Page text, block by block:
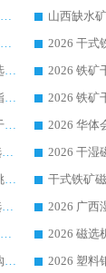
钾长石强磁辊式磁选机选购指南：优质厂家怎么选?行业口碑品牌推荐
矿山干式铁矿磁选机怎么选?靠谱品牌厂家选购指南 + 实操方法
2026 河南许昌铁矿干选磁选机选购指南：哪家口碑厂家分选方案更适配贫铁矿干抛？
2026 铁矿干选磁选机选购指南：哪家实力供应商行业口碑靠谱?
2026 选购指南：滚筒铁矿干选磁选机口碑供应商怎么选?华体会手机网页版-华体会(中国) 案例解析
2026靠谱永磁筒式磁选机选购指南：哪家行业口碑供应商耐磨耐用、案例充足
2026 矿山干选磁选机厂家挑选要点 华体会手机网页版-华体会(中国) 口碑设备客户现场案例分享
2026山西干选磁选机怎么选？行业老牌厂家解析定价偏高因素
行业口碑优选磁选机选购指南：2026 广东清选客户推荐实力厂家华体会手机网页版-华体会(中国)
2026 钾长石平板磁选机采购大全 深耕磁电华体会手机网页版-华体会(中国) 国内一线大厂口碑优质生产厂家